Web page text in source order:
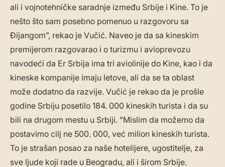
ali i vojnotehničke saradnje između Srbije i Kine. To je
nešto što sam posebno pomenuo u razgovoru sa
Đijangom”, rekao je Vučić. Naveo je da sa kineskim
premijerom razgovarao i o turizmu i avioprevozu
navodeći da Er Srbija ima tri aviolinije do Kine, kao i da
kineske kompanije imaju letove, ali da se ta oblast
može dodatno da razvije. Vučić je rekao da je prošle
godine Srbiju posetilo 184. 000 kineskih turista i da su
bili na drugom mestu u Srbiji. ”Mislim da možemo da
postavimo cilj ne 500. 000, već milion kineskih turista.
To je strašan posao za naše hotelijere, ugostitelje, za
sve ljude koji rade u Beogradu, ali i širom Srbije.